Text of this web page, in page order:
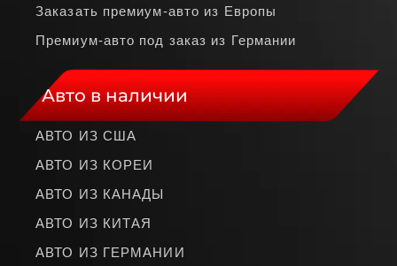
Заказать премиум‑авто из Европы
Премиум‑авто под заказ из Германии
Авто в наличии
АВТО ИЗ США
АВТО ИЗ КОРЕИ
АВТО ИЗ КАНАДЫ
АВТО ИЗ КИТАЯ
АВТО ИЗ ГЕРМАНИИ